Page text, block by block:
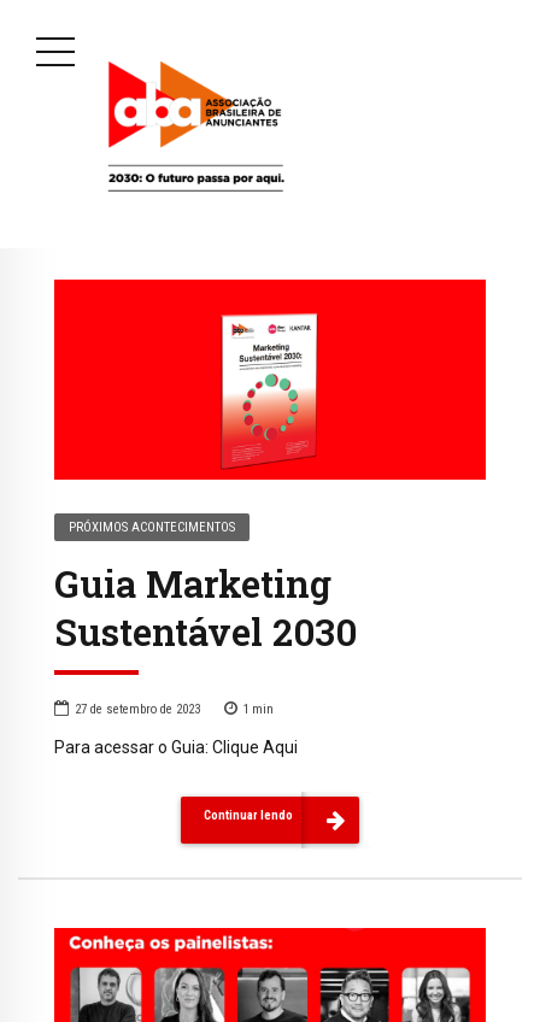
PRÓXIMOS ACONTECIMENTOS
Guia Marketing
Sustentável 2030
27 de setembro de 2023 1 min
Para acessar o Guia: Clique Aqui
Continuar lendo